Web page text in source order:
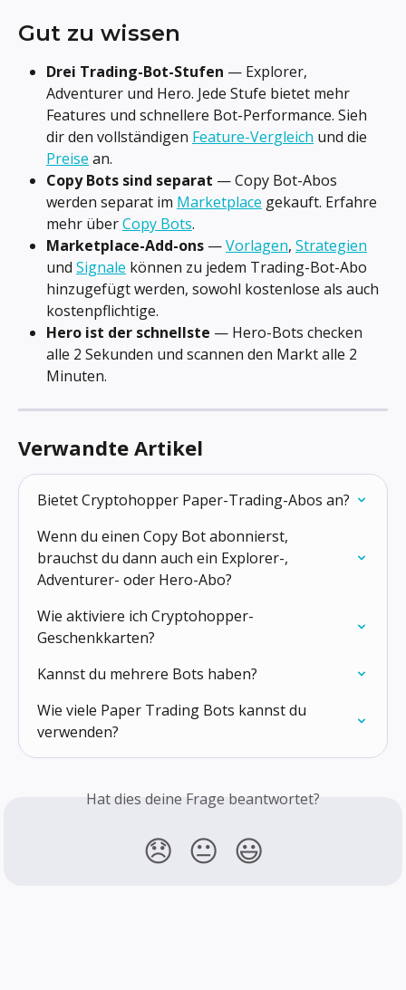
Gut zu wissen
Drei Trading-Bot-Stufen — Explorer,
Adventurer und Hero. Jede Stufe bietet mehr
Features und schnellere Bot-Performance. Sieh
dir den vollständigen Feature-Vergleich und die
Preise an.
Copy Bots sind separat — Copy Bot-Abos
werden separat im Marketplace gekauft. Erfahre
mehr über Copy Bots.
Marketplace-Add-ons — Vorlagen, Strategien
und Signale können zu jedem Trading-Bot-Abo
hinzugefügt werden, sowohl kostenlose als auch
kostenpflichtige.
Hero ist der schnellste — Hero-Bots checken
alle 2 Sekunden und scannen den Markt alle 2
Minuten.
Verwandte Artikel
Bietet Cryptohopper Paper-Trading-Abos an?
Wenn du einen Copy Bot abonnierst,
brauchst du dann auch ein Explorer-,
Adventurer- oder Hero-Abo?
Wie aktiviere ich Cryptohopper-
Geschenkkarten?
Kannst du mehrere Bots haben?
Wie viele Paper Trading Bots kannst du
verwenden?
Hat dies deine Frage beantwortet?
😞 😐 😃